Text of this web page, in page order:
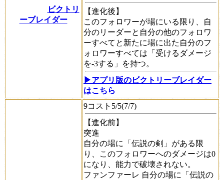
ビクトリ
ーブレイダー
【進化後】
このフォロワーが場にいる限り、自
分のリーダーと自分の他のフォロワ
ーすべてと新たに場に出た自分のフ
ォロワーすべては「受けるダメージ
を-3する」を持つ。
▶アプリ版のビクトリーブレイダー
はこちら
9コスト5/5(7/7)
【進化前】
突進
自分の場に「伝説の剣」がある限
り、このフォロワーへのダメージは0
になり、能力で破壊されない。
ファンファーレ 自分の場に「伝説の